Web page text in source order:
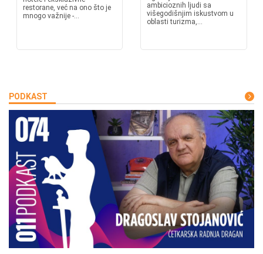
restorane, već na ono što je
mnogo važnije -...
ambicioznih ljudi sa
višegodišnjim iskustvom u
oblasti turizma,...
PODKAST